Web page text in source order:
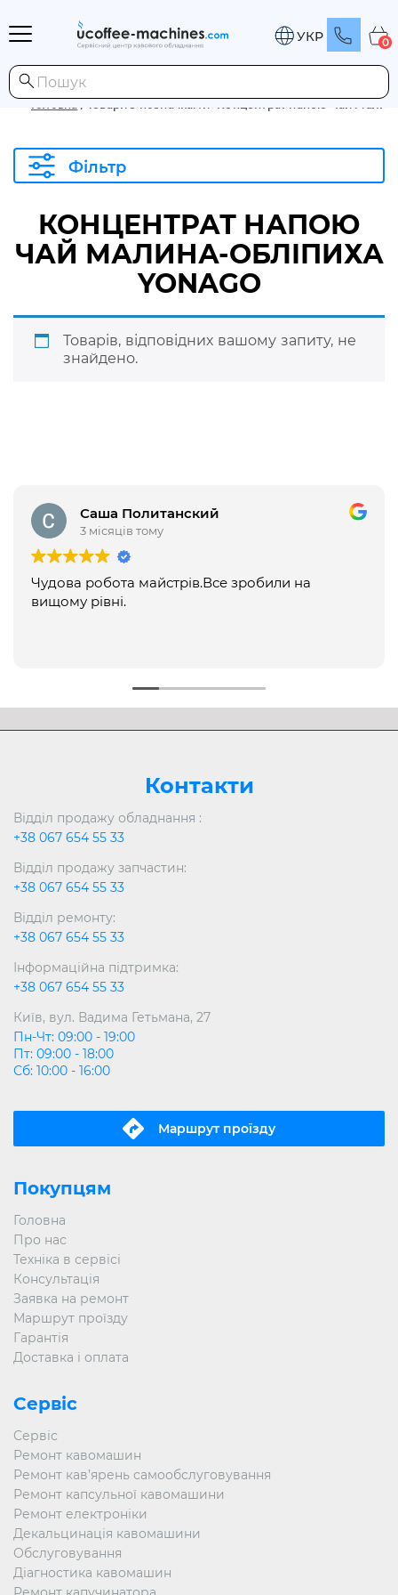
УКР 0
Головна / Товари з позначками “Концентрат напою Чай
Фільтр
КОНЦЕНТРАТ НАПОЮ
ЧАЙ МАЛИНА-ОБЛІПИХА
YONAGO
Товарів, відповідних вашому запиту, не
знайдено.
Саша Политанский
3 місяців тому
Чудова робота майстрів.Все зробили на
вищому рівні.
Контакти
Відділ продажу обладнання :
+38 067 654 55 33
Відділ продажу запчастин:
+38 067 654 55 33
Відділ ремонту:
+38 067 654 55 33
Інформаційна підтримка:
+38 067 654 55 33
Київ, вул. Вадима Гетьмана, 27
Пн-Чт: 09:00 - 19:00
Пт: 09:00 - 18:00
Сб: 10:00 - 16:00
Маршрут проїзду
Покупцям
Головна
Про нас
Техніка в сервісі
Консультація
Заявка на ремонт
Маршрут проїзду
Гарантія
Доставка і оплата
Сервіс
Сервіс
Ремонт кавомашин
Ремонт кав’ярень самообслуговування
Ремонт капсульної кавомашини
Ремонт електроніки
Декальцинація кавомашини
Обслуговування
Діагностика кавомашин